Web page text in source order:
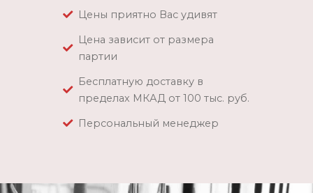
Цены приятно Вас удивят
Цена зависит от размера
партии
Бесплатную доставку в
пределах МКАД от 100 тыс. руб.
Персональный менеджер